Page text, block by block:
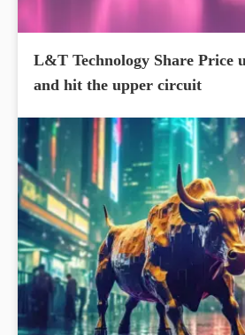
L&T Technology Share Price
and hit the upper circuit